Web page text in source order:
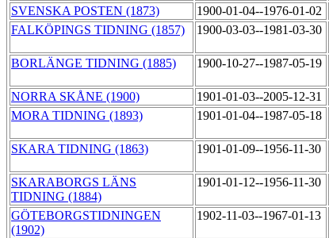
SVENSKA POSTEN (1873) 1900-01-04--1976-01-02
FALKÖPINGS TIDNING (1857) 1900-03-03--1981-03-30
BORLÄNGE TIDNING (1885) 1900-10-27--1987-05-19
NORRA SKÅNE (1900) 1901-01-03--2005-12-31
MORA TIDNING (1893) 1901-01-04--1987-05-18
SKARA TIDNING (1863) 1901-01-09--1956-11-30
SKARABORGS LÄNS
TIDNING (1884)
1901-01-12--1956-11-30
GÖTEBORGSTIDNINGEN
(1902)
1902-11-03--1967-01-13